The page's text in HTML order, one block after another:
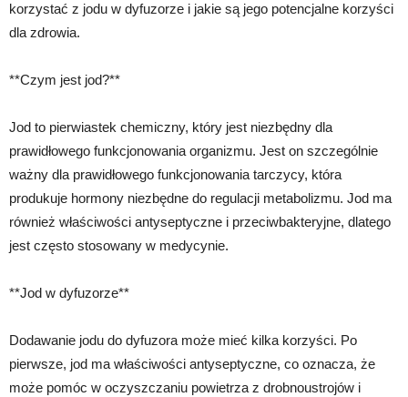
korzystać z jodu w dyfuzorze i jakie są jego potencjalne korzyści
dla zdrowia.
**Czym jest jod?**
Jod to pierwiastek chemiczny, który jest niezbędny dla
prawidłowego funkcjonowania organizmu. Jest on szczególnie
ważny dla prawidłowego funkcjonowania tarczycy, która
produkuje hormony niezbędne do regulacji metabolizmu. Jod ma
również właściwości antyseptyczne i przeciwbakteryjne, dlatego
jest często stosowany w medycynie.
**Jod w dyfuzorze**
Dodawanie jodu do dyfuzora może mieć kilka korzyści. Po
pierwsze, jod ma właściwości antyseptyczne, co oznacza, że
może pomóc w oczyszczaniu powietrza z drobnoustrojów i